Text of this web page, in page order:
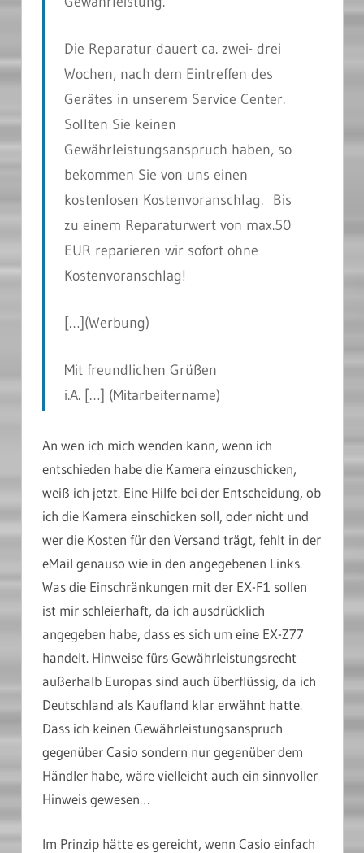
Die Reparatur dauert ca. zwei- drei
Wochen, nach dem Eintreffen des
Gerätes in unserem Service Center.
Sollten Sie keinen
Gewährleistungsanspruch haben, so
bekommen Sie von uns einen
kostenlosen Kostenvoranschlag. Bis
zu einem Reparaturwert von max.50
EUR reparieren wir sofort ohne
Kostenvoranschlag!
[…](Werbung)
Mit freundlichen Grüßen
i.A. […] (Mitarbeitername)
An wen ich mich wenden kann, wenn ich
entschieden habe die Kamera einzuschicken,
weiß ich jetzt. Eine Hilfe bei der Entscheidung, ob
ich die Kamera einschicken soll, oder nicht und
wer die Kosten für den Versand trägt, fehlt in der
eMail genauso wie in den angegebenen Links.
Was die Einschränkungen mit der EX-F1 sollen
ist mir schleierhaft, da ich ausdrücklich
angegeben habe, dass es sich um eine EX-Z77
handelt. Hinweise fürs Gewährleistungsrecht
außerhalb Europas sind auch überflüssig, da ich
Deutschland als Kaufland klar erwähnt hatte.
Dass ich keinen Gewährleistungsanspruch
gegenüber Casio sondern nur gegenüber dem
Händler habe, wäre vielleicht auch ein sinnvoller
Hinweis gewesen…
Im Prinzip hätte es gereicht, wenn Casio einfach